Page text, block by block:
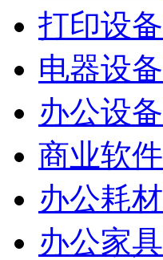
打印设备
电器设备
办公设备
商业软件
办公耗材
办公家具